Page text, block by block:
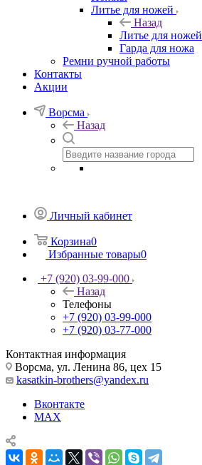
Литье для ножей
Назад
Литье для ножей
Гарда для ножа
Ремни ручной работы
Контакты
Акции
Ворсма
Назад
Личный кабинет
Корзина0
Избранные товары0
+7 (920) 03-99-000
Назад
Телефоны
+7 (920) 03-99-000
+7 (920) 03-77-000
Контактная информация
Ворсма, ул. Ленина 86, цех 15
kasatkin-brothers@yandex.ru
Вконтакте
MAX